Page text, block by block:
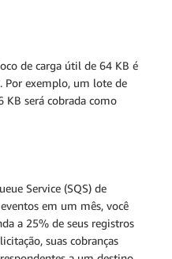
de carga útil de 64 KB é
Por exemplo, um lote de
KB será cobrada como
Service (SQS) de
em um mês, você
a 25% de seus registros
suas cobranças